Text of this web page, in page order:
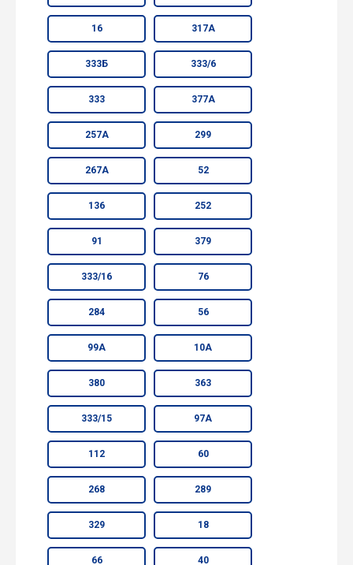
16 317А
333Б 333/6
333 377А
257А 299
267А 52
136 252
91 379
333/16 76
284 56
99А 10А
380 363
333/15 97А
112 60
268 289
329 18
66 40